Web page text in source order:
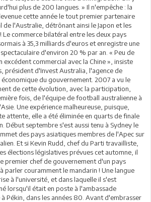
plus de 200 langues. » Il n'empêche : la
cette année le tout premier partenaire
de l'Australie, détrônant ainsi le Japon et les
Le commerce bilatéral entre les deux pays
à 35,3 milliards d'euros et enregistre une
d'environ 20 % par an. « Peu de
excédent commercial avec la Chine », insiste
président d'Invest Australia, l'agence de
du gouvernement. 2007 a vu le
de cette évolution, avec la participation,
fois, de l'équipe de football australienne à
Une expérience malheureuse, puisque,
attente, elle a été éliminée en quarts de finale
Début septembre s'est aussi tenu à Sydney le
des pays asiatiques membres de l'Apec sur
Et si Kevin Rudd, chef du Parti travailliste,
élections législatives prévues cet automne, il
premier chef de gouvernement d'un pays
parler couramment le mandarin ! Une langue
à l'université, et dans laquelle il s'est
lorsqu'il était en poste à l'ambassade
Pékin, dans les années 80. Avant d'embrasser